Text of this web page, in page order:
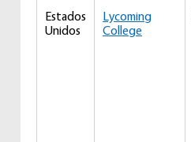
Estados
Unidos
Lycoming
College